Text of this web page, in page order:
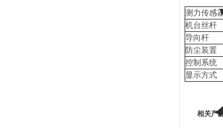
测力传感
机台丝杆
导向杆
防尘装置
控制系统
显示方式
相关产